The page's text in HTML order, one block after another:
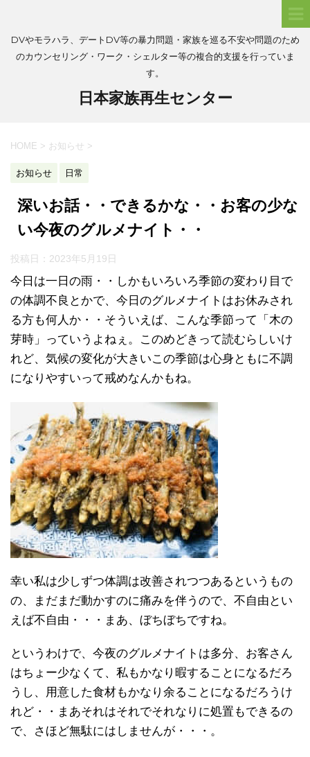
DVやモラハラ、デートDV等の暴力問題・家族を巡る不安や問題のため
のカウンセリング・ワーク・シェルター等の複合的支援を行っていま
す。
日本家族再生センター
HOME > お知らせ >
お知らせ 日常
深いお話・・できるかな・・お客の少な
い今夜のグルメナイト・・
投稿日： 2023年5月19日
今日は一日の雨・・しかもいろいろ季節の変わり目で
の体調不良とかで、今日のグルメナイトはお休みされ
る方も何人か・・そういえば、こんな季節って「木の
芽時」っていうよねぇ。このめどきって読むらしいけ
れど、気候の変化が大きいこの季節は心身ともに不調
になりやすいって戒めなんかもね。
幸い私は少しずつ体調は改善されつつあるというもの
の、まだまだ動かすのに痛みを伴うので、不自由とい
えば不自由・・・まあ、ぼちぼちですね。
というわけで、今夜のグルメナイトは多分、お客さん
はちょー少なくて、私もかなり暇することになるだろ
うし、用意した食材もかなり余ることになるだろうけ
れど・・まあそれはそれでそれなりに処置もできるの
で、さほど無駄にはしませんが・・・。